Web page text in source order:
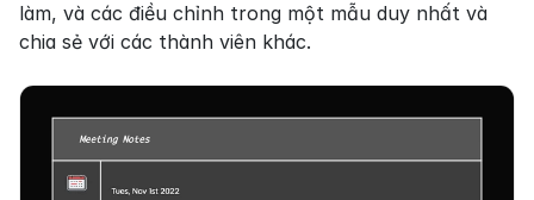
làm, và các điều chỉnh trong một mẫu duy nhất và
chia sẻ với các thành viên khác.